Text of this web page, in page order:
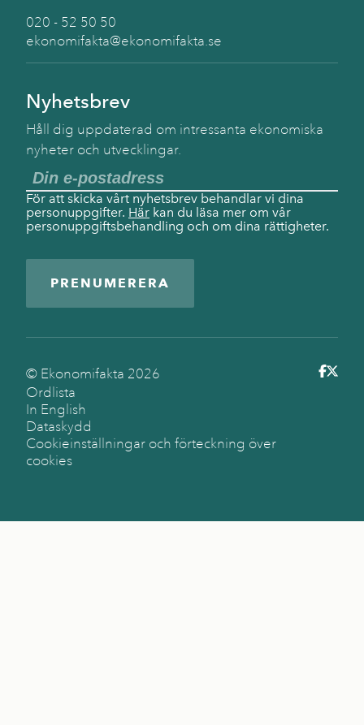
020 - 52 50 50
ekonomifakta@ekonomifakta.se
Nyhetsbrev
Håll dig uppdaterad om intressanta ekonomiska
nyheter och utvecklingar.
För att skicka vårt nyhetsbrev behandlar vi dina
personuppgifter. Här kan du läsa mer om vår
personuppgiftsbehandling och om dina rättigheter.
PRENUMERERA
© Ekonomifakta 2026
Ordlista
In English
Dataskydd
Cookieinställningar och förteckning över
cookies